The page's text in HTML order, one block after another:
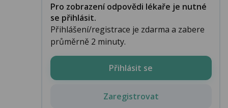
Pro zobrazení odpovědi lékaře je nutné
se přihlásit.
Přihlášení/registrace je zdarma a zabere
průměrně 2 minuty.
Přihlásit se
Zaregistrovat